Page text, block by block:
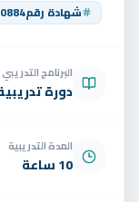
الوظائف
شهادة رقم0884
البرنامج التدريبي
دورة
المدة التدريبية
10 ساعة